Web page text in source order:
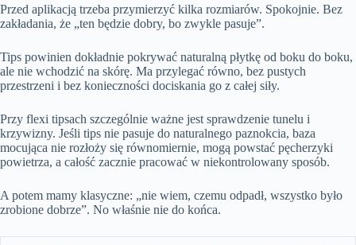
Przed aplikacją trzeba przymierzyć kilka rozmiarów. Spokojnie. Bez
zakładania, że „ten będzie dobry, bo zwykle pasuje”.
Tips powinien dokładnie pokrywać naturalną płytkę od boku do boku,
ale nie wchodzić na skórę. Ma przylegać równo, bez pustych
przestrzeni i bez konieczności dociskania go z całej siły.
Przy flexi tipsach szczególnie ważne jest sprawdzenie tunelu i
krzywizny. Jeśli tips nie pasuje do naturalnego paznokcia, baza
mocująca nie rozłoży się równomiernie, mogą powstać pęcherzyki
powietrza, a całość zacznie pracować w niekontrolowany sposób.
A potem mamy klasyczne: „nie wiem, czemu odpadł, wszystko było
zrobione dobrze”. No właśnie nie do końca.